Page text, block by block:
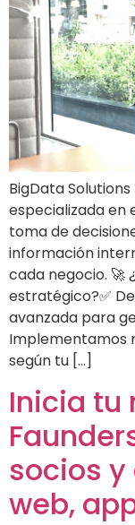
BigData
especializada en
toma de
información
cada negocio. 🚀
estratégico?✅
avanzada para
Implementamos
según tu […]
Inicia tu
socios
web,